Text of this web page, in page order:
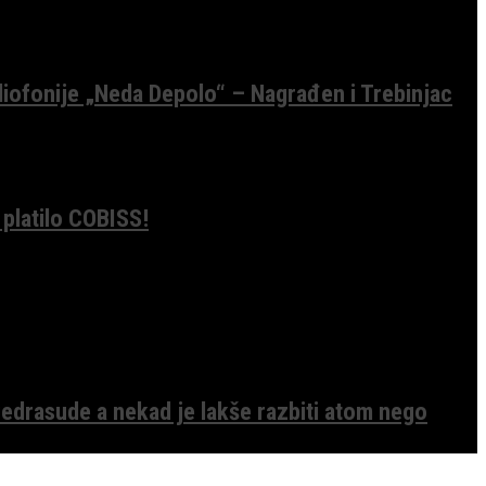
„Neda Depolo“ – Nagrađen i Trebinjac
COBISS!
a nekad je lakše razbiti atom nego